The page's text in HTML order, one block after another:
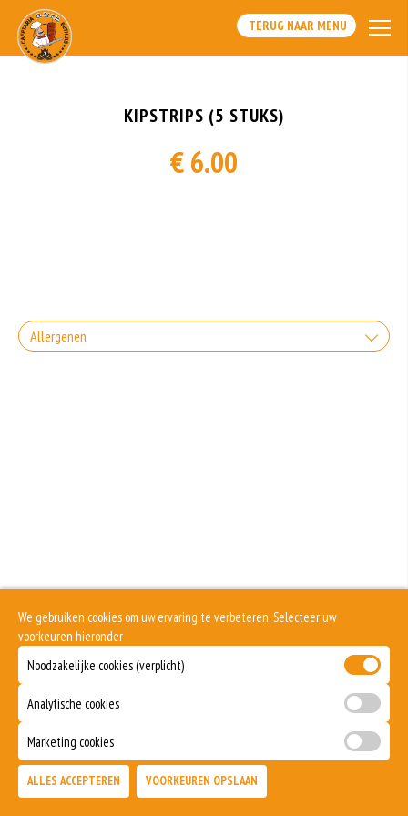
TERUG NAAR MENU
KIPSTRIPS (5 STUKS)
€ 6.00
Allergenen
We gebruiken cookies om uw ervaring te verbeteren. Selecteer uw
voorkeuren hieronder
Noodzakelijke cookies (verplicht)
Analytische cookies
Marketing cookies
ALLES ACCEPTEREN VOORKEUREN OPSLAAN